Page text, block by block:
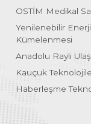
OSTİM Medikal
Yenilenebilir
Kümelenmesi
Anadolu Raylı
Kauçuk
Haberleşme